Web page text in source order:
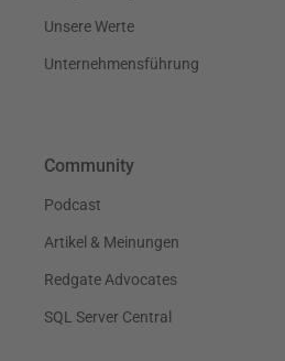
Unsere Werte
Unternehmensführung
Community
Podcast
Artikel & Meinungen
Redgate Advocates
SQL Server Central